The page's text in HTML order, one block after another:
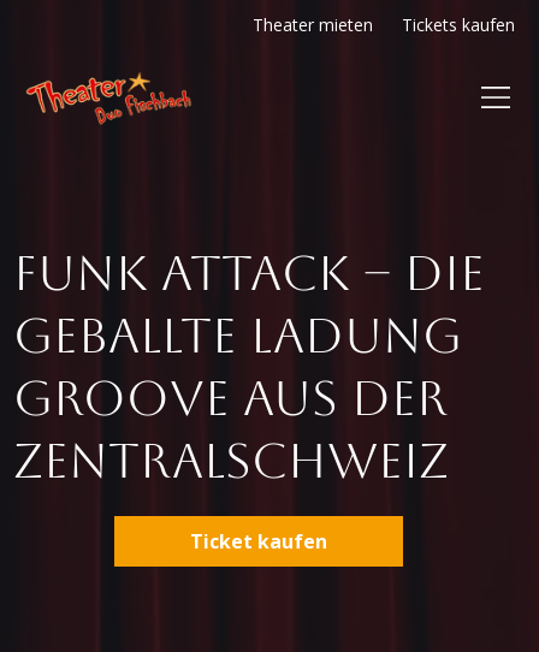
Theater mieten Tickets kaufen
Funk Attack – die
geballte Ladung
Groove aus der
Zentralschweiz
Ticket kaufen